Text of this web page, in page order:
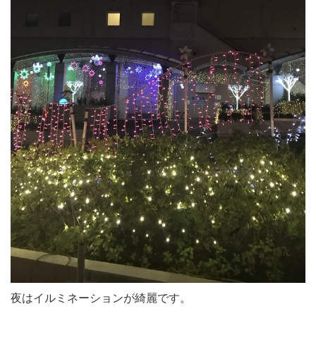
夜はイルミネーションが綺麗です。